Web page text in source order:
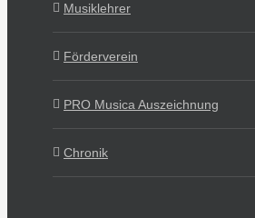
Musiklehrer
Förderverein
PRO Musica Auszeichnung
Chronik